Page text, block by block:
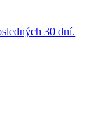
30 dní.